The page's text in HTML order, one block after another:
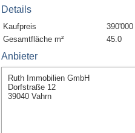
Details
Kaufpreis
390'000
Gesamtfläche m²
45.0
Anbieter
Ruth Immobilien GmbH
Dorfstraße 12
39040 Vahrn